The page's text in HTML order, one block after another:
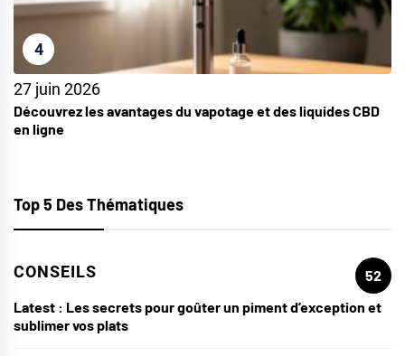
4
27 juin 2026
Découvrez les avantages du vapotage et des liquides CBD
en ligne
Top 5 Des Thématiques
CONSEILS
52
Latest : Les secrets pour goûter un piment d’exception et
sublimer vos plats